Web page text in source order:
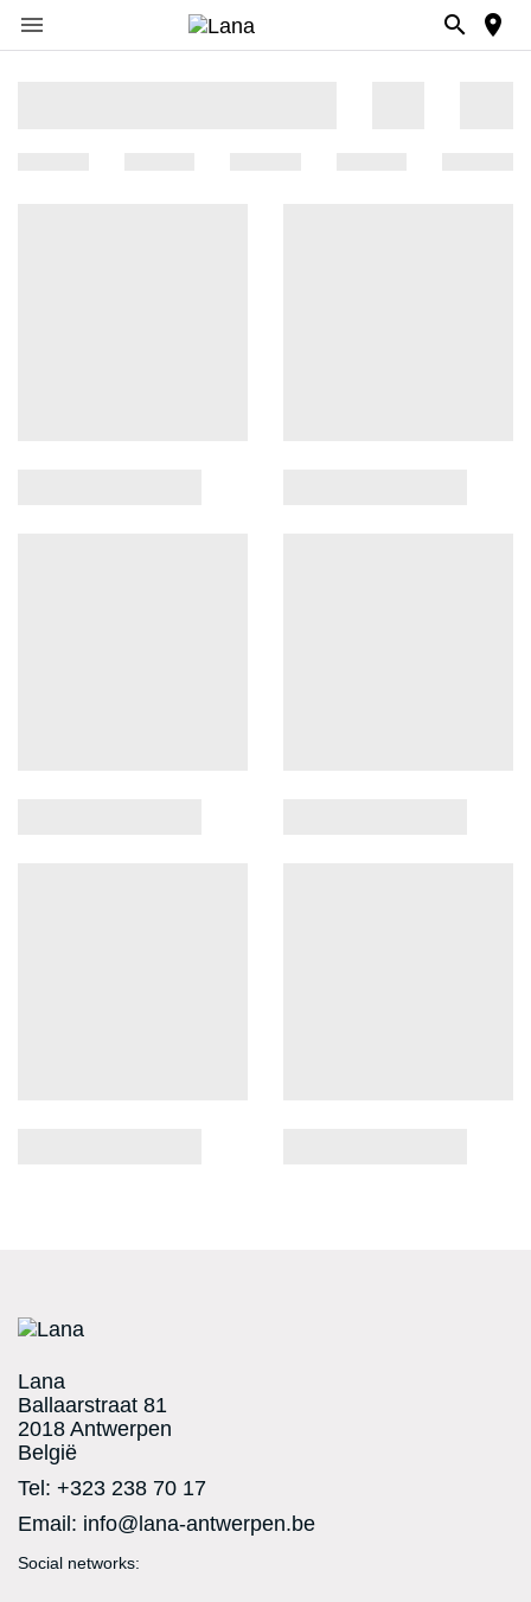
  
Lana
Ballaarstraat 81
2018 Antwerpen
België
Tel: +323 238 70 17
Email: info@lana-antwerpen.be
Social networks: